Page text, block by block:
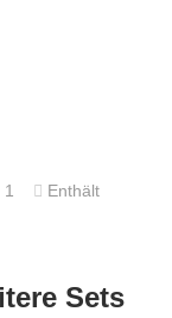
1
Enthält
Sets